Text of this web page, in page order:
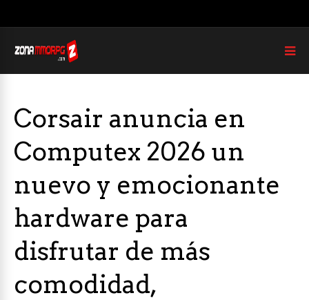
Corsair anuncia en
Computex 2026 un
nuevo y emocionante
hardware para
disfrutar de más
comodidad,